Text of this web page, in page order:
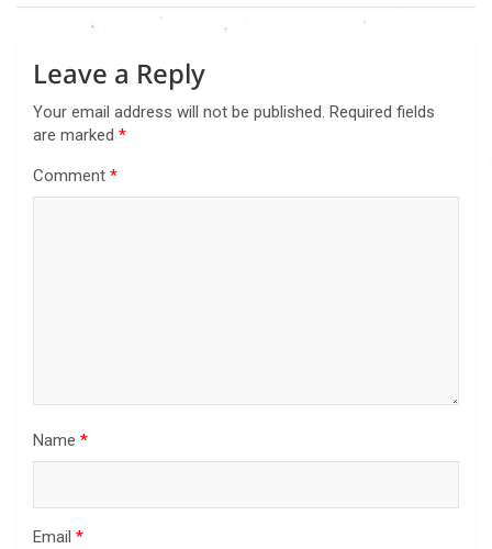
Leave a Reply
Your email address will not be published. Required fields
are marked *
Comment *
Name *
Email *